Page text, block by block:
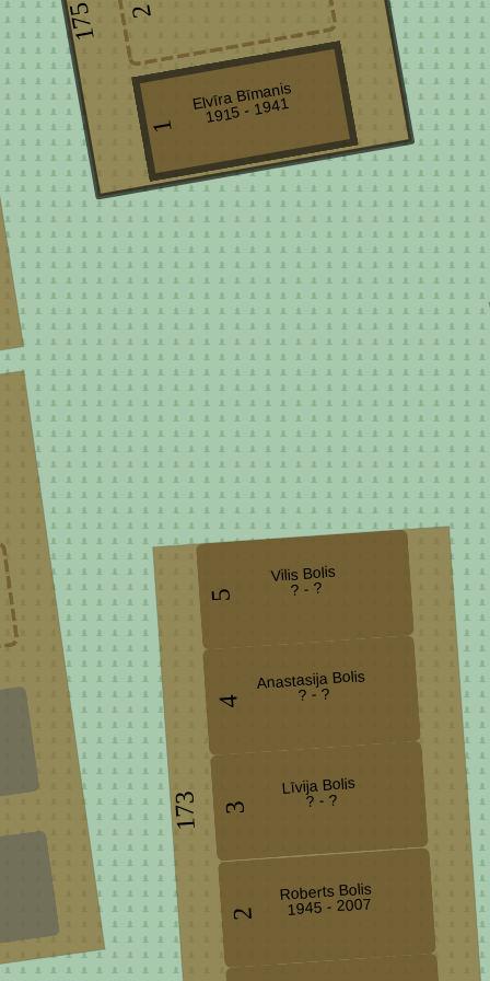
173
175
1
2
2
3
4
5
Elvīra Bīmanis
1915 - 1941
Roberts Bolis
1945 - 2007
Līvija Bolis
? - ?
Anastasija Bolis
? - ?
Vilis Bolis
? - ?